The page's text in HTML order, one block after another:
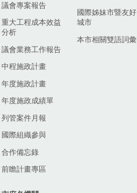
議會專案報告
重大工程成本效益
分析
議會業務工作報告
中程施政計畫
年度施政計畫
年度施政成績單
列管案件月報
國際組織參與
合作備忘錄
前瞻計畫專區
國際姊妹市暨友好
城市
本市相關雙語詞彙